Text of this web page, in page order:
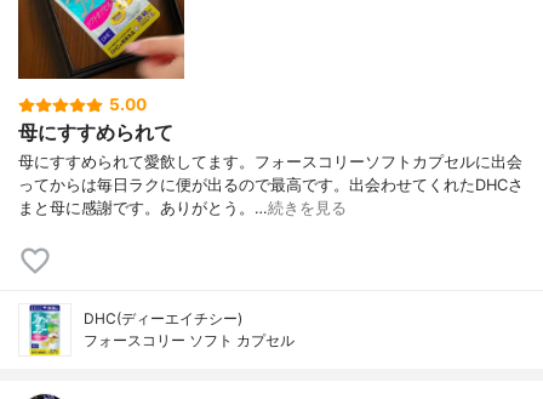
5.00
母にすすめられて
母にすすめられて愛飲してます。フォースコリーソフトカプセルに出会
ってからは毎日ラクに便が出るので最高です。出会わせてくれたDHCさ
まと母に感謝です。ありがとう。…続きを見る
DHC(ディーエイチシー)
フォースコリー ソフト カプセル